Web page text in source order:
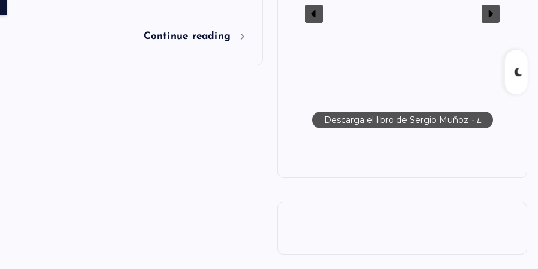
Continue reading
Descarga el libro de Sergio Muñoz - L